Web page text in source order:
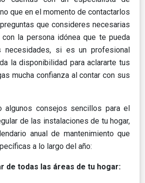
que en el momento de contactarlos
que consideres necesarias
con la persona idónea que te pueda
necesidades, si es un profesional
la disponibilidad para aclararte tus
mucha confianza al contar con sus
algunos consejos sencillos para el
de las instalaciones de tu hogar,
anual de mantenimiento que
a lo largo del año:
de todas las áreas de tu hogar: